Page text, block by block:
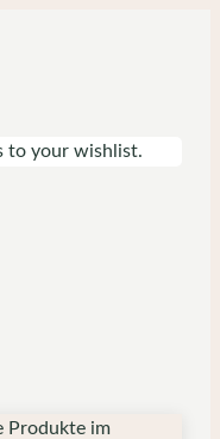
to your wishlist.
Produkte im